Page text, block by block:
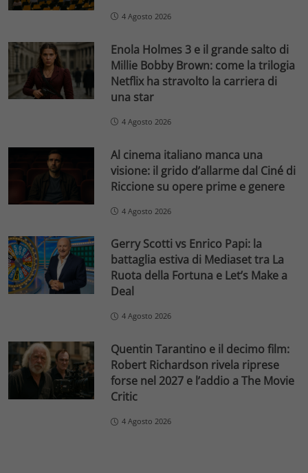
4 Agosto 2026
Enola Holmes 3 e il grande salto di
Millie Bobby Brown: come la trilogia
Netflix ha stravolto la carriera di
una star
4 Agosto 2026
Al cinema italiano manca una
visione: il grido d’allarme dal Ciné di
Riccione su opere prime e genere
4 Agosto 2026
Gerry Scotti vs Enrico Papi: la
battaglia estiva di Mediaset tra La
Ruota della Fortuna e Let’s Make a
Deal
4 Agosto 2026
Quentin Tarantino e il decimo film:
Robert Richardson rivela riprese
forse nel 2027 e l’addio a The Movie
Critic
4 Agosto 2026